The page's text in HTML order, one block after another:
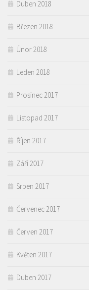
Duben 2018
Březen 2018
Únor 2018
Leden 2018
Prosinec 2017
Listopad 2017
Říjen 2017
Září 2017
Srpen 2017
Červenec 2017
Červen 2017
Květen 2017
Duben 2017